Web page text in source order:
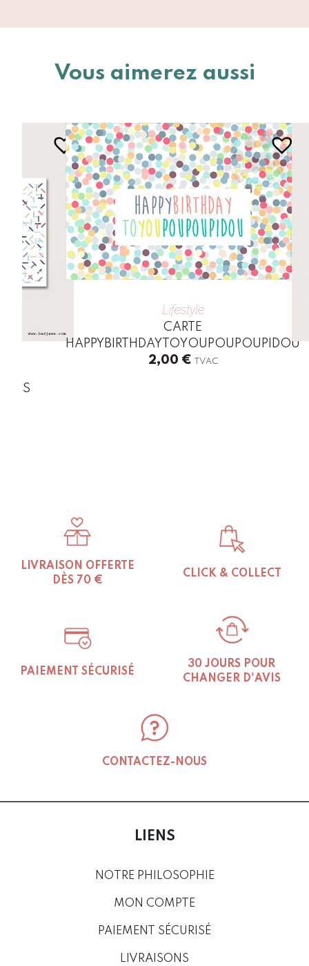
Vous aimerez aussi
Lifestyle
CARTE
HAPPYBIRTHDAYTOYOUPOUPOUPIDOU
2,00 € TVAC
LIVRAISON OFFERTE
DÈS 70 €
CLICK & COLLECT
PAIEMENT SÉCURISÉ
30 JOURS POUR
CHANGER D'AVIS
CONTACTEZ-NOUS
LIENS
NOTRE PHILOSOPHIE
MON COMPTE
PAIEMENT SÉCURISÉ
LIVRAISONS